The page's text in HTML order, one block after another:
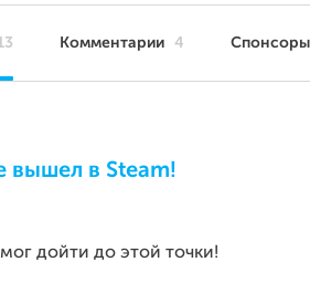
Комментарии 4 Спонсоры
вышел в Steam!
дойти до этой точки!